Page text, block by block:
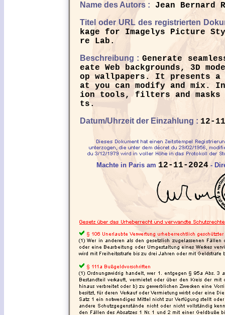
Name des Autors : Jean Bernard
Titel oder URL des registrierten
kage for Imagelys Picture
re Lab.
Beschreibung : Generate
eate Web backgrounds, 3D
op wallpapers. It presents
at you can modify and mix.
ion tools, filters and masks
ts.
Datum/Uhrzeit der Einzahlung : 12-
Machte in Paris am 12-11-2024 -